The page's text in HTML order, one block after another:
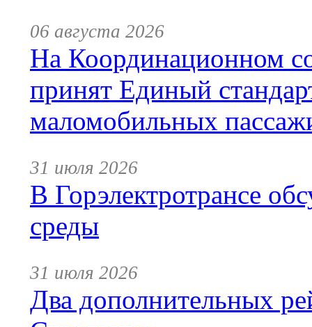
06 августа 2026
На Координационном
принят Единый
маломобильных
31 июля 2026
В Горэлектротрансе
среды
31 июля 2026
Два дополнительных